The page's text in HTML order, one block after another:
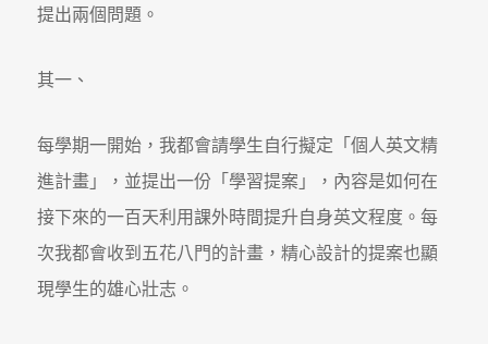
提出兩個問題。
其一、
每學期一開始，我都會請學生自行擬定「個人英文精
進計畫」，並提出一份「學習提案」，內容是如何在
接下來的一百天利用課外時間提升自身英文程度。每
次我都會收到五花八門的計畫，精心設計的提案也顯
現學生的雄心壯志。